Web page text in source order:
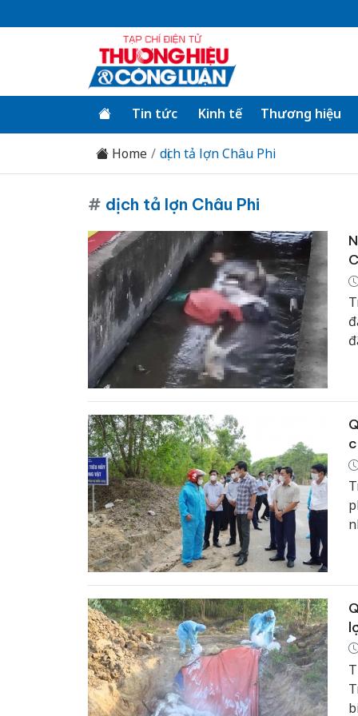
Tin tức Kinh tế Thương hiệu
Home dịch tả lợn Châu Phi
# dịch tả lợn Châu Phi